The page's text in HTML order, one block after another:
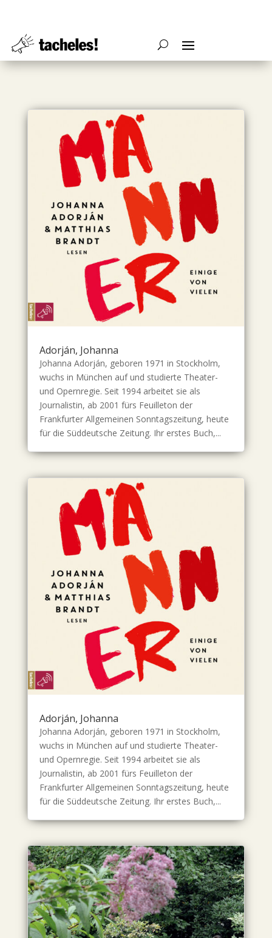
Adorján, Johanna
Johanna Adorján, geboren 1971 in Stockholm,
wuchs in München auf und studierte Theater-
und Opernregie. Seit 1994 arbeitet sie als
Journalistin, ab 2001 fürs Feuilleton der
Frankfurter Allgemeinen Sonntagszeitung, heute
für die Süddeutsche Zeitung. Ihr erstes Buch,...
Adorján, Johanna
Johanna Adorján, geboren 1971 in Stockholm,
wuchs in München auf und studierte Theater-
und Opernregie. Seit 1994 arbeitet sie als
Journalistin, ab 2001 fürs Feuilleton der
Frankfurter Allgemeinen Sonntagszeitung, heute
für die Süddeutsche Zeitung. Ihr erstes Buch,...